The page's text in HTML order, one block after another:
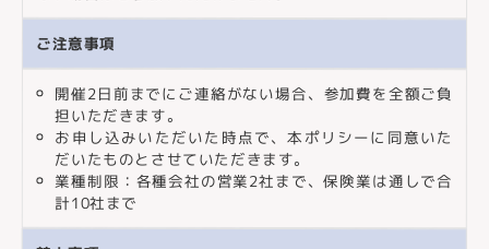
ご注意事項
開催2日前までにご連絡がない場合、参加費を全額ご負
担いただきます。
お申し込みいただいた時点で、本ポリシーに同意いた
だいたものとさせていただきます。
業種制限：各種会社の営業2社まで、保険業は通しで合
計10社まで